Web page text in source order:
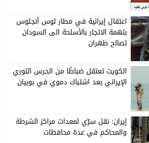
اعتقال إيرانية في مطار لوس أنجلوس
بتهمة الاتجار بالأسلحة الى السودان
لصالح طهران
الكويت تعتقل ضباطًا من الحرس الثوري
الإيراني بعد اشتباك دموي في بوبيان
إيران: نقل سرّي لمعدات مراكز الشرطة
والمحاكم في عدة محافظات